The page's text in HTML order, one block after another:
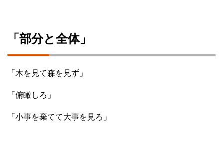
「部分と全体」
「木を見て森を見ず」
「俯瞰しろ」
「小事を棄てて大事を見ろ」